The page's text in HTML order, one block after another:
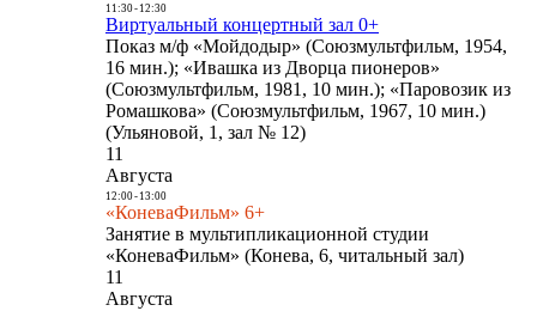
11:30- 12:30
Виртуальный концертный зал 0+
Показ м/ф «Мойдодыр» (Союзмультфильм, 1954,
16 мин.); «Ивашка из Дворца пионеров»
(Союзмультфильм, 1981, 10 мин.); «Паровозик из
Ромашкова» (Союзмультфильм, 1967, 10 мин.)
(Ульяновой, 1, зал № 12)
11
Августа
12:00- 13:00
«КоневаФильм» 6+
Занятие в мультипликационной студии
«КоневаФильм» (Конева, 6, читальный зал)
11
Августа